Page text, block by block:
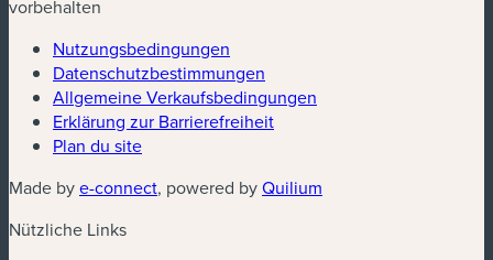
vorbehalten
Nutzungsbedingungen
Datenschutzbestimmungen
Allgemeine Verkaufsbedingungen
Erklärung zur Barrierefreiheit
Plan du site
Made bye-connect(neues Fenster)
, powered byQuilium
Nützliche Links